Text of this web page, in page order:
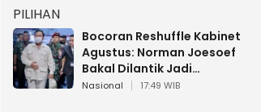
PILIHAN
Bocoran Reshuffle Kabinet
Agustus: Norman Joesoef
Bakal Dilantik Jadi
Wamenhan RI
Nasional 17:49 WIB